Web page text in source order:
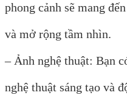
phong cảnh sẽ mang
và mở rộng tầm nhìn.
– Ảnh nghệ thuật: Bạn
nghệ thuật sáng tạo và